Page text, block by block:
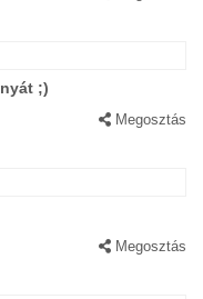
;)
Megosztás
Megosztás